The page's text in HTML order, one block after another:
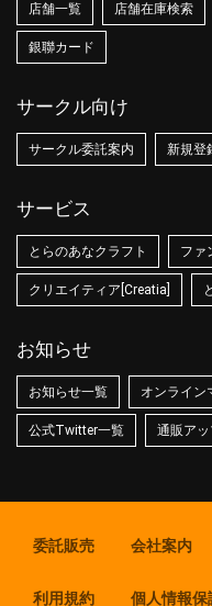
店舗一覧 店舗在庫検索
銀聯カード
サークル向け
サークル委託案内 新規登
サービス
とらのあなクラフト ファ
クリエイティア[Creatia]
お知らせ
お知らせ一覧 オンライン
公式Twitter一覧 通販ア
委託販売 会社案内
利用規約 個人情報保